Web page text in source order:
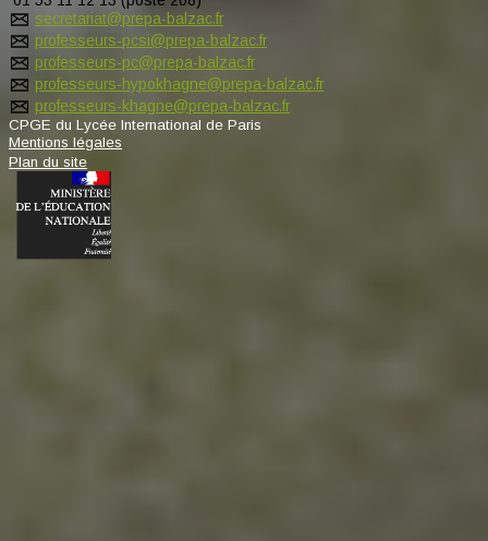
secretariat@prepa-balzac.fr
professeurs-pcsi@prepa-balzac.fr
professeurs-pc@prepa-balzac.fr
professeurs-hypokhagne@prepa-balzac.fr
professeurs-khagne@prepa-balzac.fr
CPGE du Lycée International de Paris
Mentions légales
Plan du site